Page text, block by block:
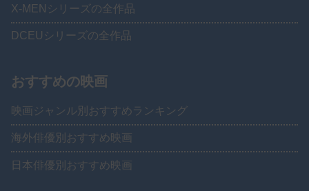
X-MENシリーズの全作品
DCEUシリーズの全作品
おすすめの映画
映画ジャンル別おすすめランキング
海外俳優別おすすめ映画
日本俳優別おすすめ映画